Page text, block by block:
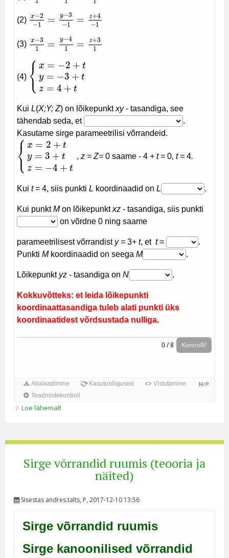
Loe lähemalt
Sirge võrrandid ruumis (teooria ja
näited)
Sisestas andres.talts, P, 2017-12-10 13:56